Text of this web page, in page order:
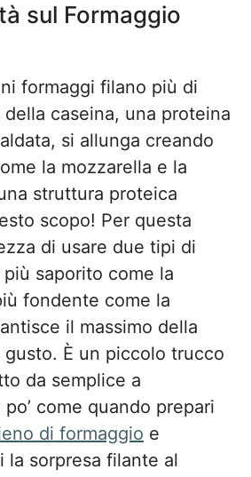
sul Formaggio
formaggi filano più di
caseina, una proteina
si allunga creando
la mozzarella e la
struttura proteica
scopo! Per questa
di usare due tipi di
saporito come la
fondente come la
il massimo della
È un piccolo trucco
da semplice a
come quando prepari
di formaggio e
la sorpresa filante al